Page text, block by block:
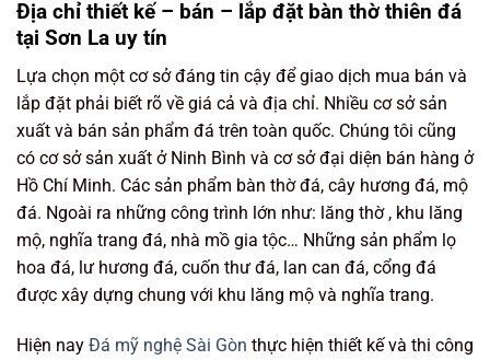
Địa chỉ thiết kế – bán – lắp đặt bàn thờ thiên đá
tại Sơn La uy tín
Lựa chọn một cơ sở đáng tin cậy để giao dịch mua bán và
lắp đặt phải biết rõ về giá cả và địa chỉ. Nhiều cơ sở sản
xuất và bán sản phẩm đá trên toàn quốc. Chúng tôi cũng
có cơ sở sản xuất ở Ninh Bình và cơ sở đại diện bán hàng ở
Hồ Chí Minh. Các sản phẩm bàn thờ đá, cây hương đá, mộ
đá. Ngoài ra những công trình lớn như: lăng thờ , khu lăng
mộ, nghĩa trang đá, nhà mồ gia tộc… Những sản phẩm lọ
hoa đá, lư hương đá, cuốn thư đá, lan can đá, cổng đá
được xây dựng chung với khu lăng mộ và nghĩa trang.
Hiện nay Đá mỹ nghệ Sài Gòn thực hiện thiết kế và thi công